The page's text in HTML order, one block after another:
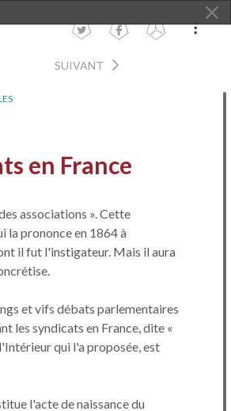
SUIVANT
en France
associations ». Cette
la prononce en 1864 à
il fut l'instigateur. Mais il aura
et vifs débats parlementaires
les syndicats en France, dite «
qui l'a proposée, est
l'acte de naissance du